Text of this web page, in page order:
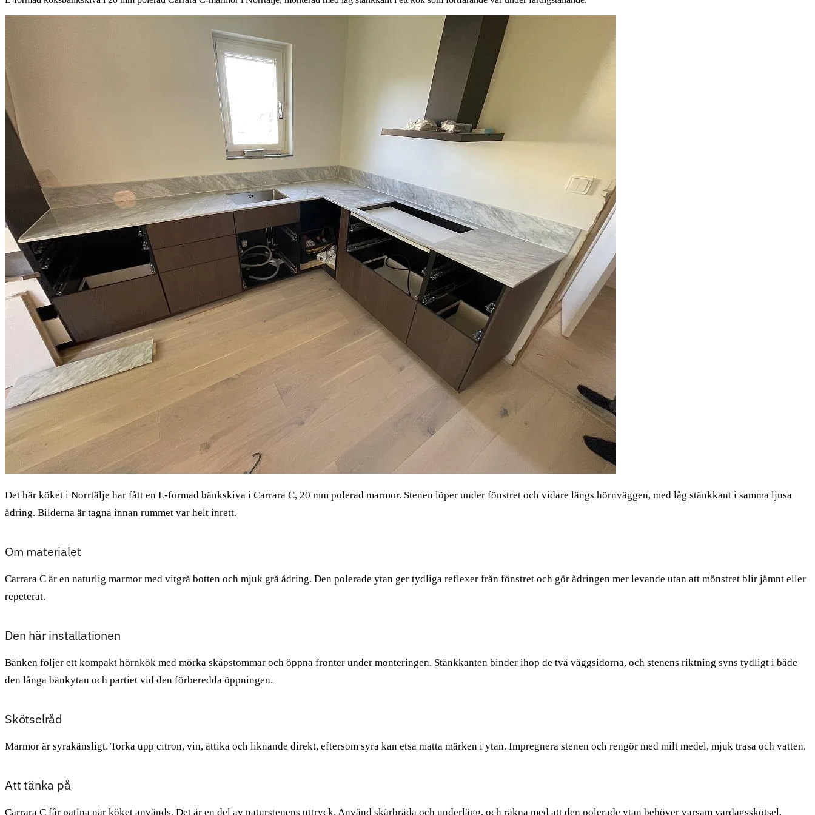
Det här köket i Norrtälje har fått en L-formad bänkskiva i Carrara C, 20 mm polerad marmor. Stenen löper under fönstret och vidare längs hörnväggen, med låg stänkkant i samma ljusa
ådring. Bilderna är tagna innan rummet var helt inrett.
Om materialet
Carrara C är en naturlig marmor med vitgrå botten och mjuk grå ådring. Den polerade ytan ger tydliga reflexer från fönstret och gör ådringen mer levande utan att mönstret blir jämnt eller
repeterat.
Den här installationen
Bänken följer ett kompakt hörnkök med mörka skåpstommar och öppna fronter under monteringen. Stänkkanten binder ihop de två väggsidorna, och stenens riktning syns tydligt i både
den långa bänkytan och partiet vid den förberedda öppningen.
Skötselråd
Marmor är syrakänsligt. Torka upp citron, vin, ättika och liknande direkt, eftersom syra kan etsa matta märken i ytan. Impregnera stenen och rengör med milt medel, mjuk trasa och vatten.
Att tänka på
Carrara C får patina när köket används. Det är en del av naturstenens uttryck. Använd skärbräda och underlägg, och räkna med att den polerade ytan behöver varsam vardagsskötsel.